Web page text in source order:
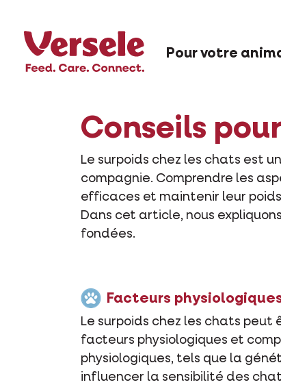
Pour votre
Conseils
Le surpoids chez les chats est
compagnie. Comprendre les
efficaces et maintenir leur
Dans cet article, nous
fondées.
Facteurs
Le surpoids chez les chats peut
facteurs physiologiques et
physiologiques, tels que la
influencer la sensibilité des